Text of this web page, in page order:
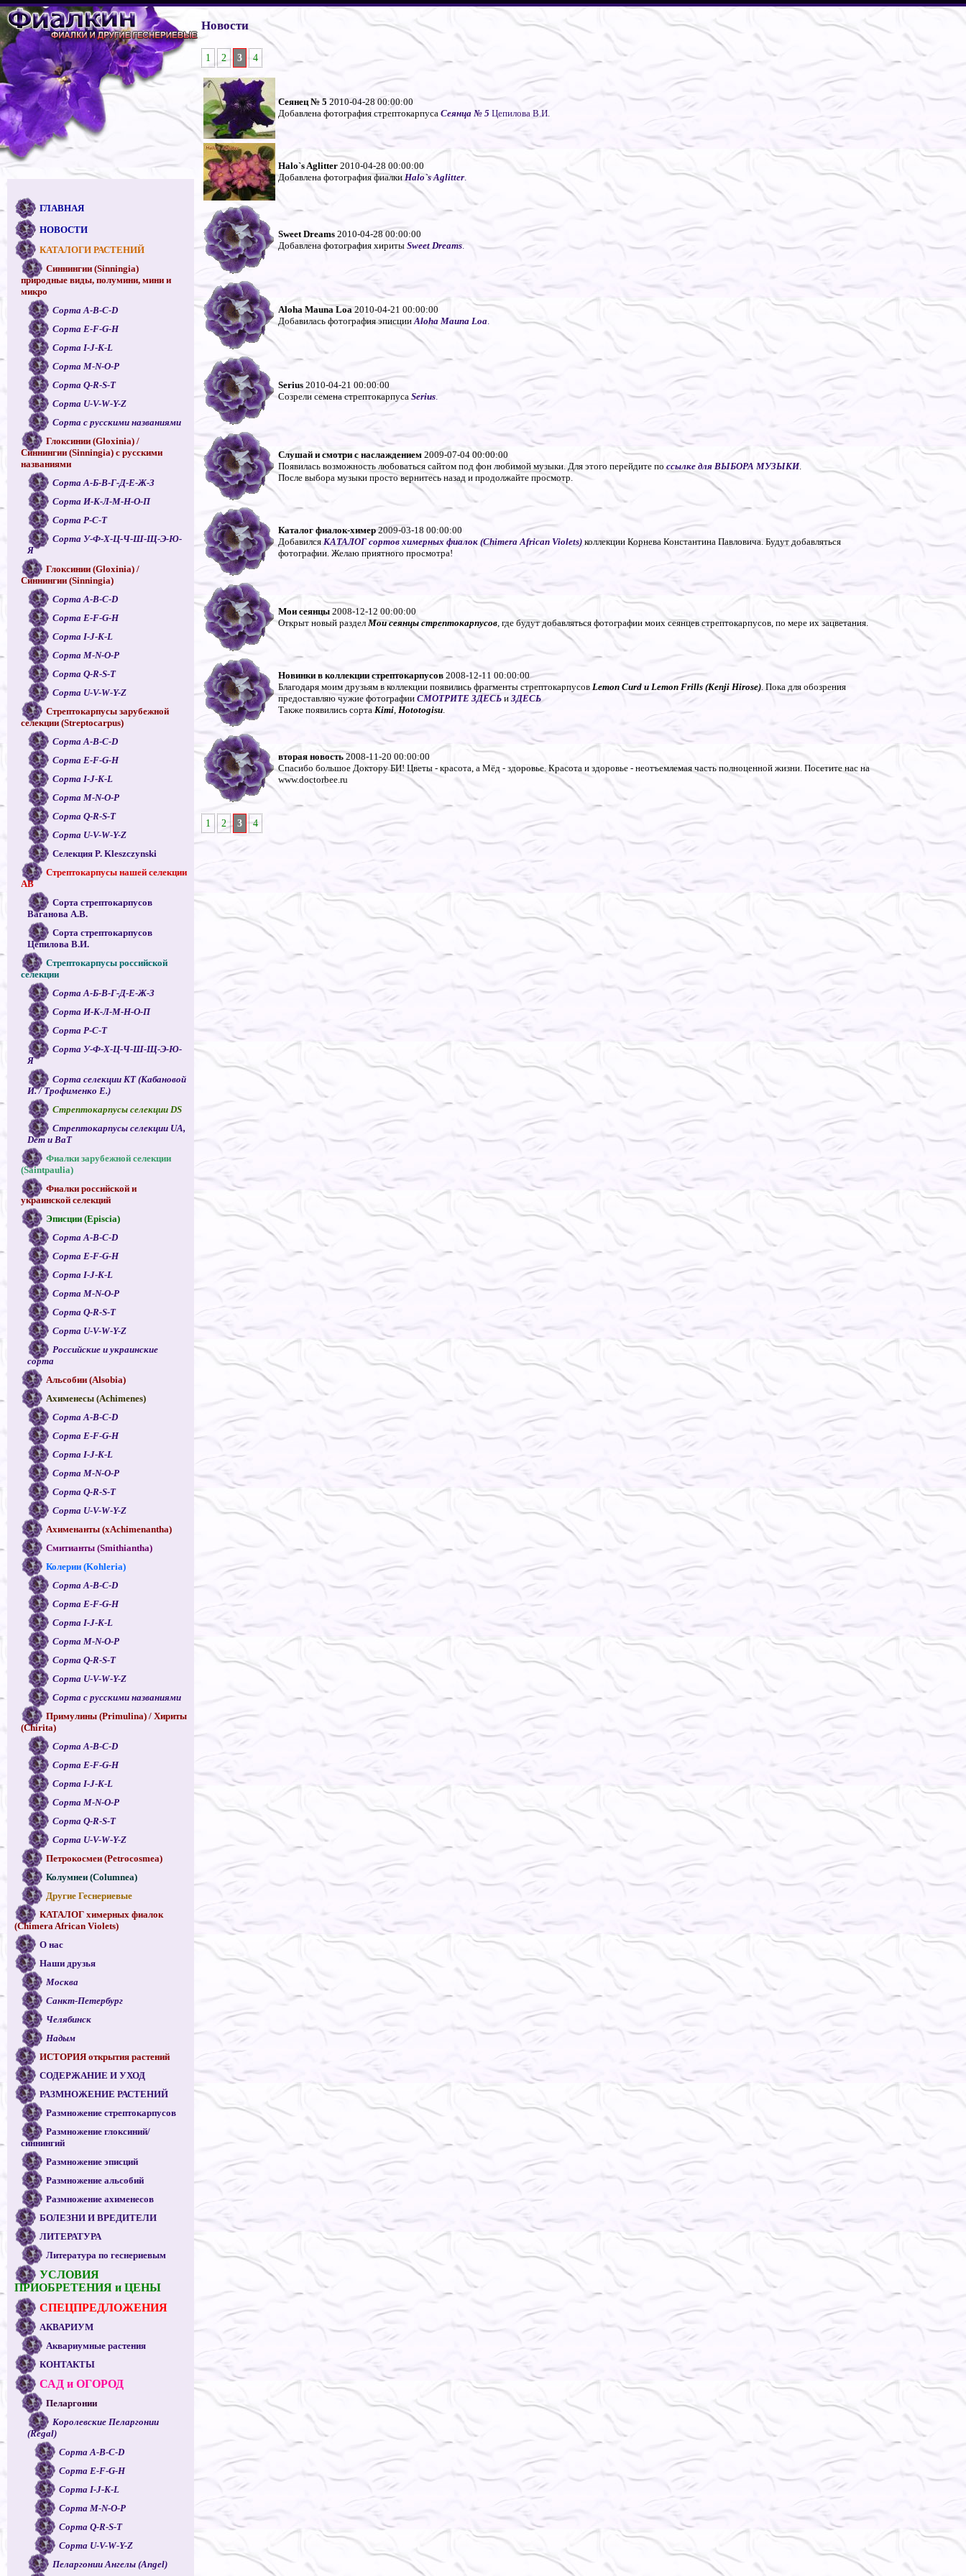
ГЛАВНАЯ
НОВОСТИ
КАТАЛОГИ РАСТЕНИЙ
Синнингии (Sinningia)
природные виды, полумини, мини и
микро
Сорта A-B-C-D
Сорта E-F-G-H
Сорта I-J-K-L
Сорта M-N-O-P
Сорта Q-R-S-T
Сорта U-V-W-Y-Z
Сорта с русскими названиями
Глоксинии (Gloxinia) /
Синнингии (Sinningia) с русскими
названиями
Сорта А-Б-В-Г-Д-Е-Ж-З
Сорта И-К-Л-М-Н-О-П
Сорта Р-С-Т
Сорта У-Ф-Х-Ц-Ч-Ш-Щ-Э-Ю-
Я
Глоксинии (Gloxinia) /
Синнингии (Sinningia)
Сорта A-B-C-D
Сорта E-F-G-H
Сорта I-J-K-L
Сорта M-N-O-P
Сорта Q-R-S-T
Сорта U-V-W-Y-Z
Стрептокарпусы зарубежной
селекции (Streptocarpus)
Сорта A-B-C-D
Сорта E-F-G-H
Сорта I-J-K-L
Сорта M-N-O-P
Сорта Q-R-S-T
Сорта U-V-W-Y-Z
Селекция P. Kleszczynski
Стрептокарпусы нашей селекции
АВ
Сорта стрептокарпусов
Ваганова А.В.
Сорта стрептокарпусов
Цепилова В.И.
Стрептокарпусы российской
селекции
Сорта А-Б-В-Г-Д-Е-Ж-З
Сорта И-К-Л-М-Н-О-П
Сорта Р-С-Т
Сорта У-Ф-Х-Ц-Ч-Ш-Щ-Э-Ю-
Я
Сорта селекции КТ (Кабановой
И. / Трофименко Е.)
Стрептокарпусы селекции DS
Стрептокарпусы селекции UA,
Dem и ВаТ
Фиалки зарубежной селекции
(Saintpaulia)
Фиалки российской и
украинской селекций
Эписции (Episcia)
Сорта A-B-C-D
Сорта E-F-G-H
Сорта I-J-K-L
Сорта M-N-O-P
Сорта Q-R-S-T
Сорта U-V-W-Y-Z
Российские и украинские
сорта
Альсобии (Alsobia)
Ахименесы (Achimenes)
Сорта A-B-C-D
Сорта E-F-G-H
Сорта I-J-K-L
Сорта M-N-O-P
Сорта Q-R-S-T
Сорта U-V-W-Y-Z
Ахименанты (xAchimenantha)
Смитианты (Smithiantha)
Колерии (Kohleria)
Сорта A-B-C-D
Сорта E-F-G-H
Сорта I-J-K-L
Сорта M-N-O-P
Сорта Q-R-S-T
Сорта U-V-W-Y-Z
Сорта с русскими названиями
Примулины (Primulina) / Хириты
(Chirita)
Сорта A-B-C-D
Сорта E-F-G-H
Сорта I-J-K-L
Сорта M-N-O-P
Сорта Q-R-S-T
Сорта U-V-W-Y-Z
Петрокосмеи (Petrocosmea)
Колумнеи (Columnea)
Другие Геснериевые
КАТАЛОГ химерных фиалок
(Chimera African Violets)
О нас
Наши друзья
Москва
Санкт-Петербург
Челябинск
Надым
ИСТОРИЯ открытия растений
СОДЕРЖАНИЕ И УХОД
РАЗМНОЖЕНИЕ РАСТЕНИЙ
Размножение стрептокарпусов
Размножение глоксиний/
синнингий
Размножение эписций
Размножение альсобий
Размножение ахименесов
БОЛЕЗНИ И ВРЕДИТЕЛИ
ЛИТЕРАТУРА
Литература по геснериевым
УСЛОВИЯ
ПРИОБРЕТЕНИЯ и ЦЕНЫ
СПЕЦПРЕДЛОЖЕНИЯ
АКВАРИУМ
Аквариумные растения
КОНТАКТЫ
САД и ОГОРОД
Пеларгонии
Королевские Пеларгонии
(Regal)
Сорта A-B-C-D
Сорта E-F-G-H
Сорта I-J-K-L
Сорта M-N-O-P
Сорта Q-R-S-T
Сорта U-V-W-Y-Z
Пеларгонии Ангелы (Angel)
Новости
1 2 3 4
Сеянец № 5 2010-04-28 00:00:00
Добавлена фотография стрептокарпуса Сеянца № 5 Цепилова В.И.
Halo`s Aglitter 2010-04-28 00:00:00
Добавлена фотография фиалки Halo`s Aglitter.
Sweet Dreams 2010-04-28 00:00:00
Добавлена фотография хириты Sweet Dreams.
Aloha Mauna Loa2010-04-21 00:00:00
Добавилась фотография эписцииAloha Mauna Loa.
Serius 2010-04-21 00:00:00
Созрели семена стрептокарпуса Serius.
Слушай и смотри с наслаждением 2009-07-04 00:00:00
Появилась возможность любоваться сайтом под фон любимой музыки. Для этого перейдите по ссылке для ВЫБОРА МУЗЫКИ.
После выбора музыки просто вернитесь назад и продолжайте просмотр.
Каталог фиалок-химер2009-03-18 00:00:00
ДобавилсяКАТАЛОГ сортов химерных фиалок (Chimera African Violets) коллекции Корнева Константина Павловича. Будут добавляться
фотографии. Желаю приятного просмотра!
Мои сеянцы 2008-12-12 00:00:00
Открыт новый раздел Мои сеянцы стрептокарпусов, где будут добавляться фотографии моих сеянцев стрептокарпусов, по мере их зацветания.
Новинки в коллекции стрептокарпусов 2008-12-11 00:00:00
Благодаря моим друзьям в коллекции появились фрагменты стрептокарпусов Lemon Curd и Lemon Frills (Kenji Hirose). Пока для обозрения
предоставляю чужие фотографии СМОТРИТЕ ЗДЕСЬ и ЗДЕСЬ
Также появились сорта Kimi, Hototogisu.
вторая новость 2008-11-20 00:00:00
Спасибо большое Доктору БИ! Цветы - красота, а Мёд - здоровье. Красота и здоровье - неотъемлемая часть полноценной жизни. Посетите нас на
www.doctorbee.ru
1 2 3 4